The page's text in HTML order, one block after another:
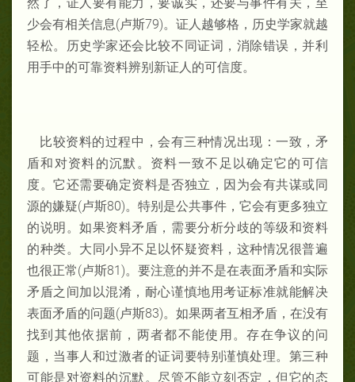
少会有相关信息(卢斯79)。 证人越够格，历史学家就越
轻松。历史学家还会 比较不同证词，消除错误 ，并利
用手中的可靠资料辨别新证 人的可信度。
比较资料的过程中，会有三种情况出现：一致，矛
盾和 对资料的沉默。资料一致不足以确定它的可信
度。它还需要确定资料是否独立，因 为会有共谋或同
源的嫌疑(卢斯80)。特别是公共事件， 它会有更多独立
的说明。如果资料矛盾，需要分析分歧的等级和资料
的种类。大同小异不足以怀疑资料， 这种情况很普遍
也很正常(卢斯81)。要注意的并不是在表面矛盾和实际
矛盾之 间加以混淆，耐心谨慎地用考证标准就能解决
表面矛盾的问题(卢斯83)。如果两者互相矛盾，在没有
找到其他依据前， 两者都不能使用。存在争议的问
题 ，当事人和过激者的证词要特别谨慎处理。第三种
可能是对资料的沉默。尽管不能立刻否定，但它的态